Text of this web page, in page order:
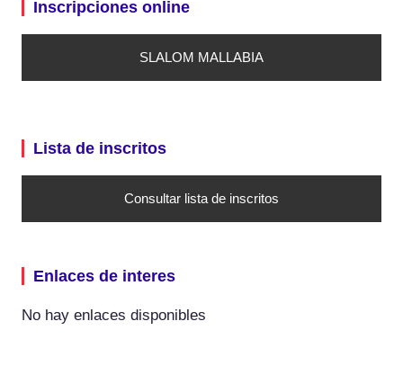
Inscripciones online
SLALOM MALLABIA
Lista de inscritos
Consultar lista de inscritos
Enlaces de interes
No hay enlaces disponibles